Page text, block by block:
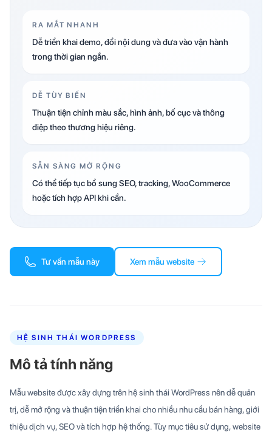
RA MẮT NHANH
Dễ triển khai demo, đổi nội dung và đưa vào vận hành
trong thời gian ngắn.
DỄ TÙY BIẾN
Thuận tiện chỉnh màu sắc, hình ảnh, bố cục và thông
điệp theo thương hiệu riêng.
SẴN SÀNG MỞ RỘNG
Có thể tiếp tục bổ sung SEO, tracking, WooCommerce
hoặc tích hợp API khi cần.
Tư vấn mẫu này Xem mẫu website
HỆ SINH THÁI WORDPRESS
Mô tả tính năng
Mẫu website được xây dựng trên hệ sinh thái WordPress nên dễ quản
trị, dễ mở rộng và thuận tiện triển khai cho nhiều nhu cầu bán hàng, giới
thiệu dịch vụ, SEO và tích hợp hệ thống. Tùy mục tiêu sử dụng, website